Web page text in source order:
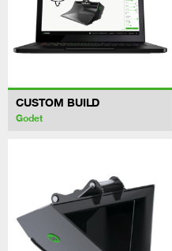
CUSTOM BUILD
Godet